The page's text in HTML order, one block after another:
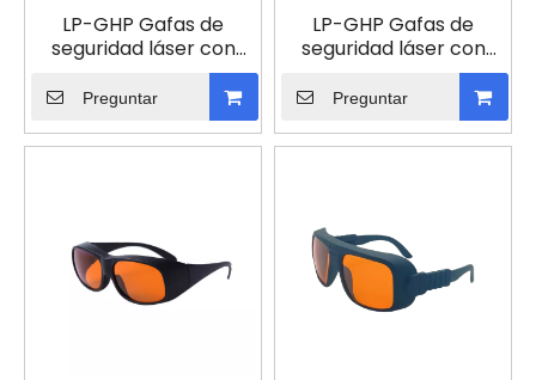
LP-GHP Gafas de
seguridad láser con
Preguntar
LP-GHP Gafas de
seguridad láser con
Preguntar